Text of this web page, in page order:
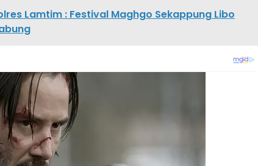
Lamtim : Festival Maghgo Sekappung Libo